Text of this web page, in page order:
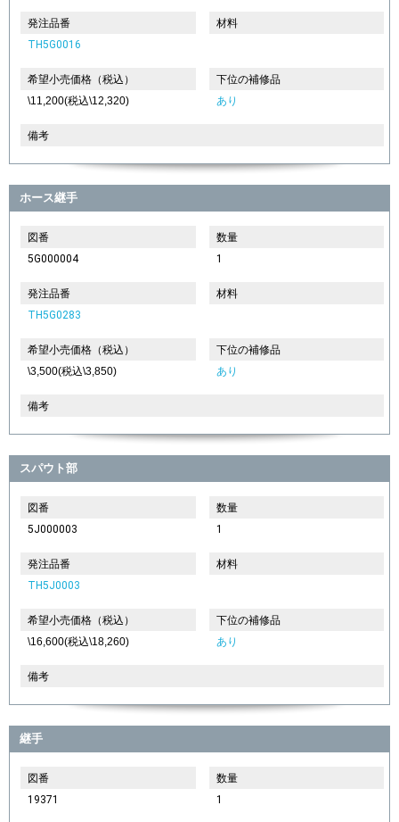
発注品番
TH5G0016
材料
希望小売価格（税込）
\11,200(税込\12,320)
下位の補修品
あり
備考
ホース継手
図番
5G000004
数量
1
発注品番
TH5G0283
材料
希望小売価格（税込）
\3,500(税込\3,850)
下位の補修品
あり
備考
スパウト部
図番
5J000003
数量
1
発注品番
TH5J0003
材料
希望小売価格（税込）
\16,600(税込\18,260)
下位の補修品
あり
備考
継手
図番
19371
数量
1